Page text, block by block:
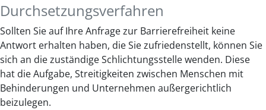
Durchsetzungsverfahren
Sollten Sie auf Ihre Anfrage zur Barrierefreiheit keine
Antwort erhalten haben, die Sie zufriedenstellt, können Sie
sich an die zuständige Schlichtungsstelle wenden. Diese
hat die Aufgabe, Streitigkeiten zwischen Menschen mit
Behinderungen und Unternehmen außergerichtlich
beizulegen.